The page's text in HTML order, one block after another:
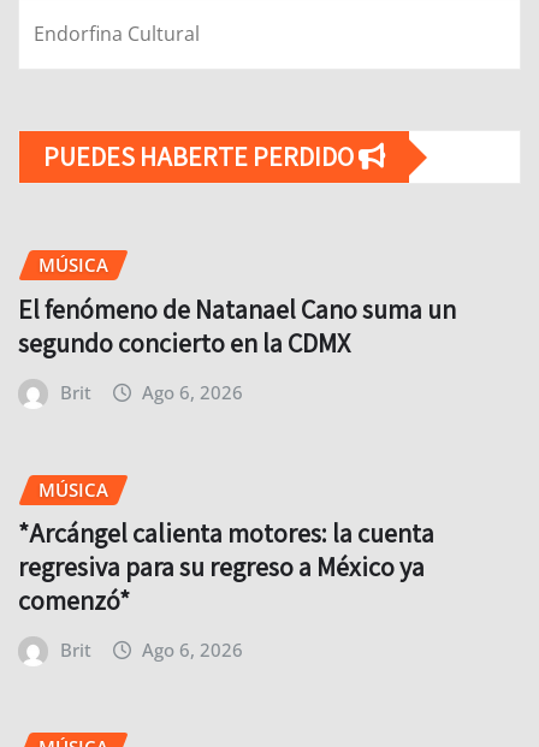
Endorfina Cultural
PUEDES HABERTE PERDIDO
MÚSICA
El fenómeno de Natanael Cano suma un
segundo concierto en la CDMX
Brit Ago 6, 2026
MÚSICA
*Arcángel calienta motores: la cuenta
regresiva para su regreso a México ya
comenzó*
Brit Ago 6, 2026